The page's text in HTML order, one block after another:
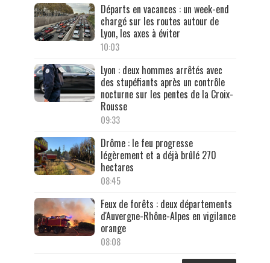
Départs en vacances : un week-end
chargé sur les routes autour de
Lyon, les axes à éviter
10:03
Lyon : deux hommes arrêtés avec
des stupéfiants après un contrôle
nocturne sur les pentes de la Croix-
Rousse
09:33
Drôme : le feu progresse
légèrement et a déjà brûlé 270
hectares
08:45
Feux de forêts : deux départements
d'Auvergne-Rhône-Alpes en vigilance
orange
08:08